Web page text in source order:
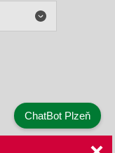
ChatBot Plzeň